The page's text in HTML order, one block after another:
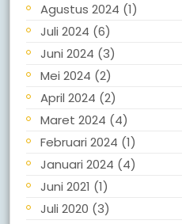
Agustus 2024 (1)
Juli 2024 (6)
Juni 2024 (3)
Mei 2024 (2)
April 2024 (2)
Maret 2024 (4)
Februari 2024 (1)
Januari 2024 (4)
Juni 2021 (1)
Juli 2020 (3)